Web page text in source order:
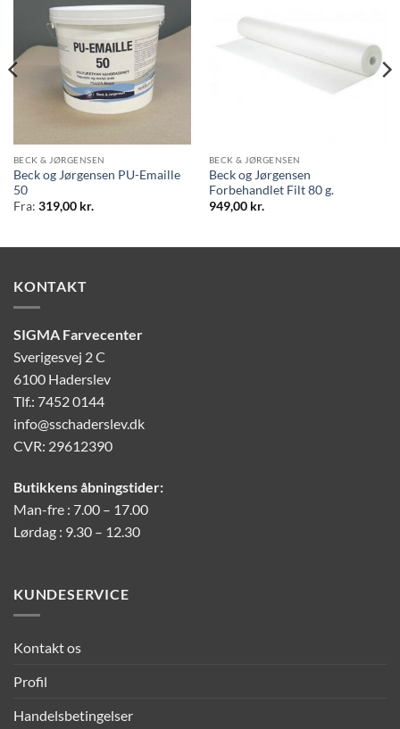
BECK & JØRGENSEN
Beck og Jørgensen PU-Emaille
50
Fra: 319,00 kr.
BECK & JØRGENSEN
Beck og Jørgensen
Forbehandlet Filt 80 g.
949,00 kr.
KONTAKT
SIGMA Farvecenter
Sverigesvej 2 C
6100 Haderslev
Tlf.: 7452 0144
info@sschaderslev.dk
CVR: 29612390
Butikkens åbningstider:
Man-fre : 7.00 – 17.00
Lørdag : 9.30 – 12.30
KUNDESERVICE
Kontakt os
Profil
Handelsbetingelser